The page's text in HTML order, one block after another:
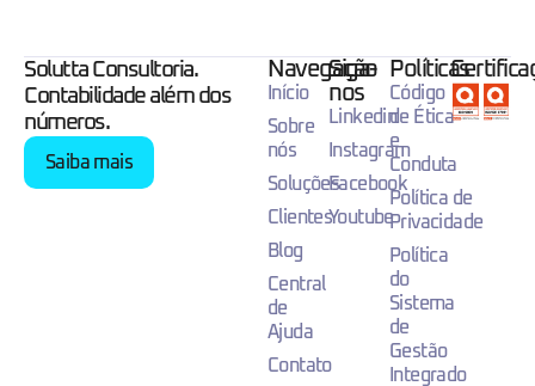
Solutta Consultoria.
Contabilidade além dos
números.
Saiba mais
Navegação
Início
Sobre
nós
Soluções
Clientes
Blog
Central
de
Ajuda
Contato
Siga-
nos
Linkedin
Instagram
Facebook
Youtube
Políticas
Código
de Ética
e
Conduta
Política de
Privacidade
Política
do
Sistema
de
Gestão
Integrado